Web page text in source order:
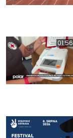
01:56